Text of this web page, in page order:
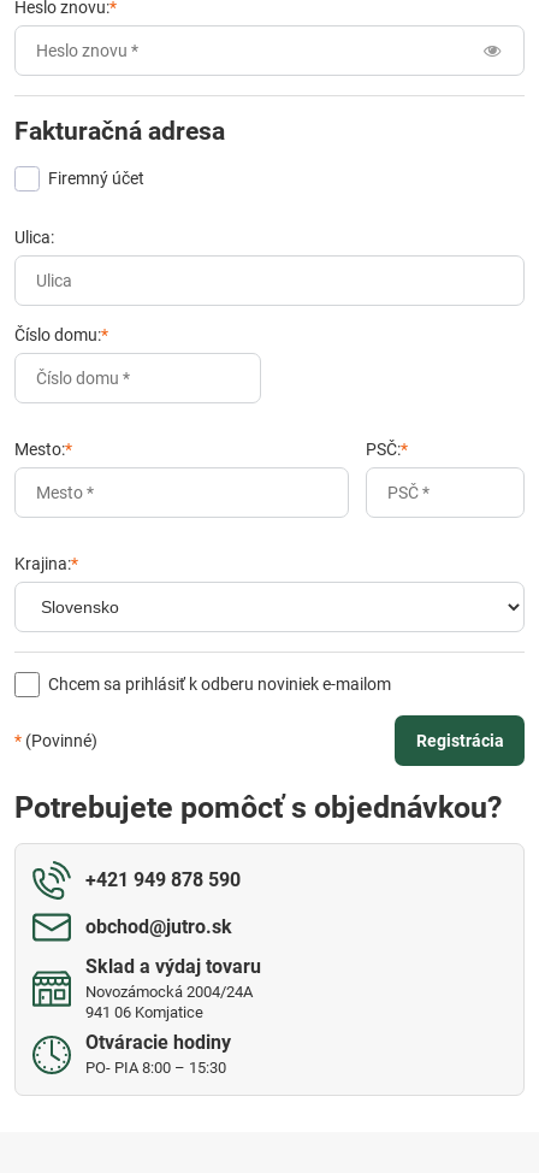
Heslo znovu:*
Fakturačná adresa
Firemný účet
Ulica:
Číslo domu:*
Mesto:* PSČ:*
Krajina:*
Chcem sa prihlásiť k odberu noviniek e-mailom
* (Povinné) Registrácia
Potrebujete pomôcť s objednávkou?
+421 949 878 590
obchod​@jutro​.sk
Sklad a výdaj tovaru
Novozámocká 2004/24A
941 06 Komjatice
Otváracie hodiny
PO- PIA 8:00 – 15:30